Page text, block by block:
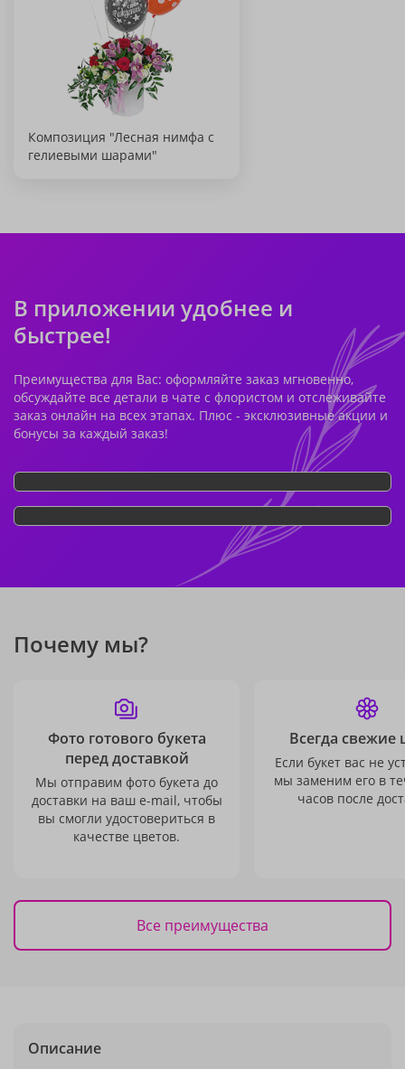
Композиция "Лесная нимфа с
гелиевыми шарами"
В приложении удобнее и
быстрее!
Преимущества для Вас: оформляйте заказ мгновенно,
обсуждайте все детали в чате с флористом и отслеживайте
заказ онлайн на всех этапах. Плюс - эксклюзивные акции и
бонусы за каждый заказ!
Почему мы?
Фото готового букета
перед доставкой
Мы отправим фото букета до
доставки на ваш e-mail, чтобы
вы смогли удостовериться в
качестве цветов.
Всегда свежие
Если букет вас не
мы заменим его в
часов после
Все преимущества
Описание